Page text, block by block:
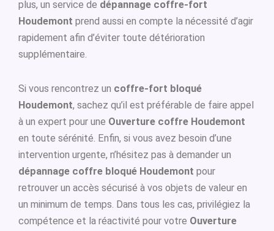
plus, un service de dépannage coffre-fort
Houdemont prend aussi en compte la nécessité d’agir
rapidement afin d’éviter toute détérioration
supplémentaire.
Si vous rencontrez un coffre-fort bloqué
Houdemont, sachez qu’il est préférable de faire appel
à un expert pour une Ouverture coffre Houdemont
en toute sérénité. Enfin, si vous avez besoin d’une
intervention urgente, n’hésitez pas à demander un
dépannage coffre bloqué Houdemont pour
retrouver un accès sécurisé à vos objets de valeur en
un minimum de temps. Dans tous les cas, privilégiez la
compétence et la réactivité pour votre Ouverture